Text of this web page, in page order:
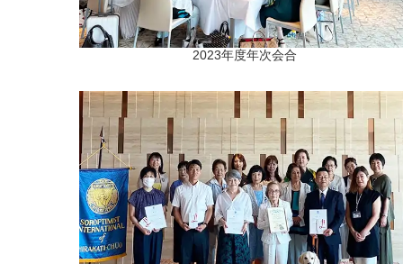
2023年度年次会合